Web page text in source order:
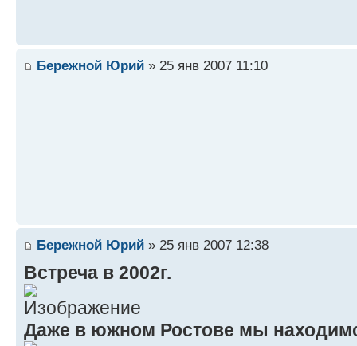
Бережной Юрий » 25 янв 2007 11:10
Бережной Юрий » 25 янв 2007 12:38
Встреча в 2002г.
Даже в южном Ростове мы